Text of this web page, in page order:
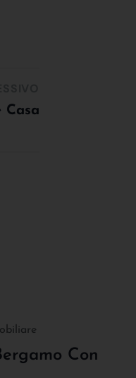
Casa
Con